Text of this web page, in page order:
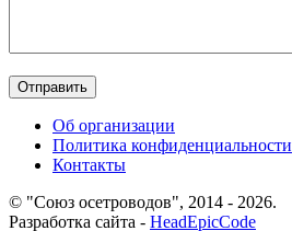
Об организации
Политика конфиденциальности
Контакты
© "Союз осетроводов", 2014 - 2026.
Разработка сайта - HeadEpicCode